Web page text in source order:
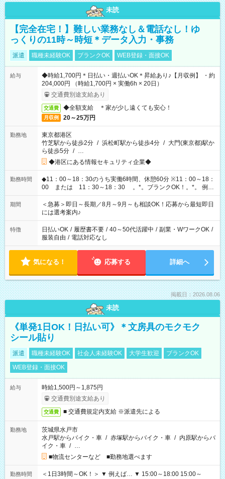
未読
【完全在宅！】難しい業務なし＆電話なし！ゆ
っくりの11時～時短＊データ入力・事務
派遣 職種未経験OK ブランクOK WEB登録・面接OK
給与
◆時給1,700円＊日払い・週払いOK＊昇給あり♪【月収例】 ・約
204,000円 （時給1,700円 × 実働6h × 20日）
交通費別途支給あり
交通費 ◆全額支給 ＊家が少し遠くても安心！
月収例 20～25万円
勤務地
東京都港区
竹芝駅から徒歩2分 / 浜松町駅から徒歩4分 / 大門(東京都)駅か
ら徒歩5分 / …
◆港区にある情報セキュリティ企業◆
勤務時間
◆11：00～18：30のうち実働6時間、休憩60分 ※11：00～18：
00 または 11：30～18：30 。*。ブランクOK！。*。 例え
ば前職が、 在宅/財団法人/事務/コールセンター/受付/販売/カフェ
スタッフ スイーツ販売/ホテルフロント/化粧品販売/など 様々な
業界から入社して活躍されています♪
期間
＜急募＞即日～長期／8月～9月～も相談OK！応募から最短即日
には選考案内♪
特徴 日払いOK / 履歴書不要 / 40～50代活躍中 / 副業・WワークOK /
服装自由 / 電話対応なし
気になる！ 応募する 詳細へ
掲載日：2026.08.06
未読
《単発1日OK！日払い可》＊文房具のモクモク
シール貼り
派遣 職種未経験OK 社会人未経験OK 大学生歓迎
ブランクOK
WEB登録・面接OK
給与
時給1,500円～1,875円
交通費別途支給あり
交通費 ■ 交通費規定内支給 ※派遣先による
勤務地
茨城県水戸市
水戸駅からバイク・車 / 赤塚駅からバイク・車 / 内原駅からバ
イク・車 / …
■物流センターなど ■勤務地選べます
勤務時間
＜1日3時間～OK！＞ ▼ 例えば… ▼ 15:00～18:00 15:00～